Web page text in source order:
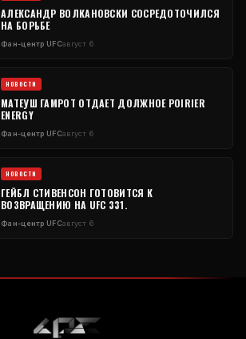
АЛЕКСАНДР ВОЛКАНОВСКИ СОСРЕДОТОЧИЛСЯ
НА БОРЬБЕ
Фан-центр UFCавгуст 6
НОВОСТИ
МАТЕУШ ГАМРОТ ОТДАЕТ ДОЛЖНОЕ POIRIER
ENERGY
Фан-центр UFCавгуст 6
НОВОСТИ
ГЕЙБЛ СТИВЕНСОН ГОТОВИТСЯ К
ВОЗВРАЩЕНИЮ НА UFC 331.
Фан-центр UFCавгуст 6